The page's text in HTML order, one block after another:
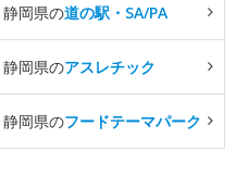
静岡県の道の駅・SA/PA
静岡県のアスレチック
静岡県のフードテーマパーク